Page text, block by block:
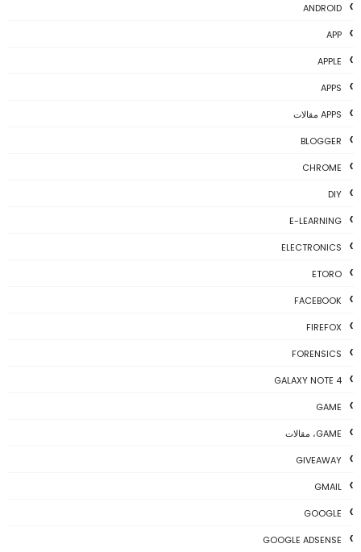
ANDROID
APP
APPLE
APPS
APPS مقالات
BLOGGER
CHROME
DIY
E-LEARNING
ELECTRONICS
ETORO
FACEBOOK
FIREFOX
FORENSICS
GALAXY NOTE 4
GAME
GAME، مقالات
GIVEAWAY
GMAIL
GOOGLE
GOOGLE ADSENSE